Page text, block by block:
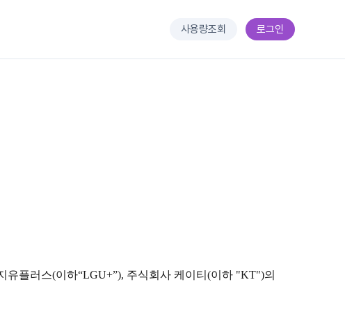
사용량조회 로그인
플러스(이하“LGU+”), 주식회사 케이티(이하 "KT")의